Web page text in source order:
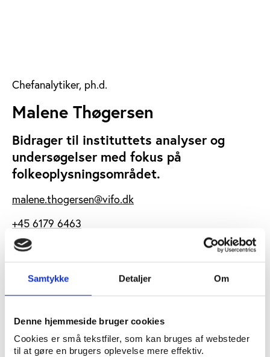
Samtykke Detaljer Om
Denne hjemmeside bruger cookies
Cookies er små tekstfiler, som kan bruges af websteder
til at gøre en brugers oplevelse mere effektiv.
Chefanalytiker, ph.d.
Malene Thøgersen
Bidrager til instituttets analyser og
undersøgelser med fokus på
folkeoplysningsområdet.
malene.thogersen@vifo.dk
+45 6179 6463
Download foto